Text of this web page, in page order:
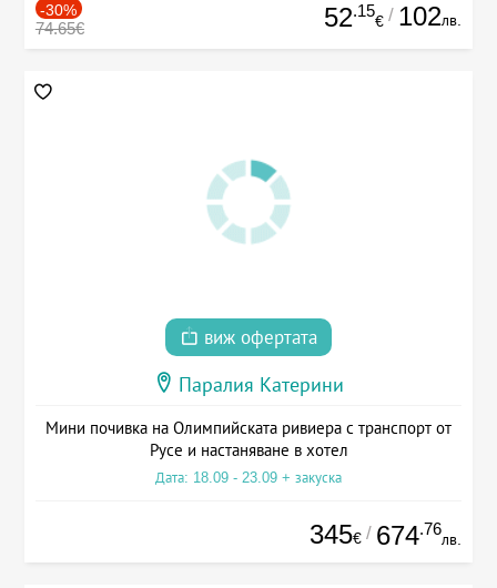
-30%
74.65€ 52.15
€ / 102лв.
виж офертата
Паралия Катерини
Мини почивка на Олимпийската ривиера с транспорт от
Русе и настаняване в хотел
Дата: 18.09 - 23.09 + закуска
345€ / 674.76
лв.